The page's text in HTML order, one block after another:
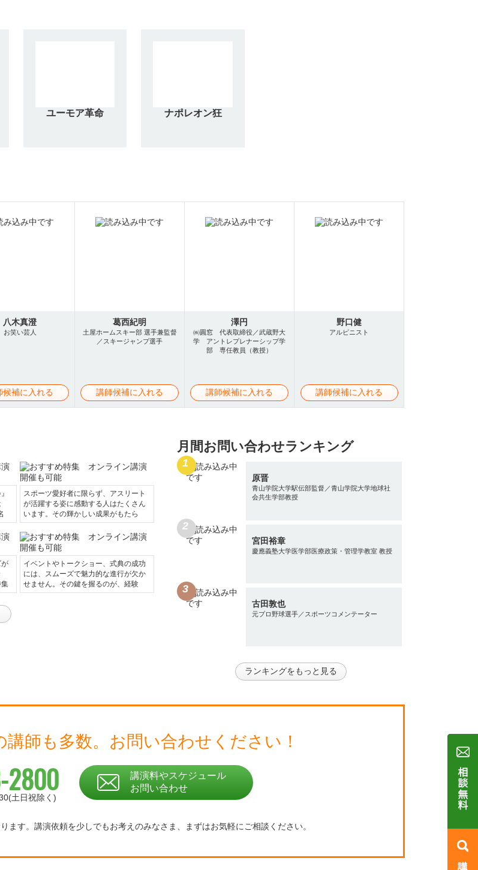
ユーモア革命 ナポレオン狂
八木真澄
お笑い芸人
候補に入れる
葛西紀明
土屋ホームスキー部 選手兼監督
／スキージャンプ選手
講師候補に入れる
澤円
㈱圓窓 代表取締役／武蔵野大
学 アントレプレナーシップ学
部 専任教員（教授）
講師候補に入れる
野口健
アルピニスト
講師候補に入れる
スポーツ愛好者に限らず、アスリート
が活躍する姿に感動する人はたくさん
います。その輝かしい成果がもたら
イベントやトークショー、式典の成功
には、スムーズで魅力的な進行が欠か
せません。その鍵を握るのが、経験
月間お問い合わせランキング
原晋
青山学院大学駅伝部監督／青山学院大学地球社
会共生学部教授
宮田裕章
慶應義塾大学医学部医療政策・管理学教室 教授
古田敦也
元プロ野球選手／スポーツコメンテーター
ランキングをもっと見る
師も多数。 お問い合わせください！
2800
土日祝除く)
講演料やスケジュール
お問い合わせ
ます。 講演依頼を少しでもお考えのみなさま、 まずはお気軽にご相談ください。